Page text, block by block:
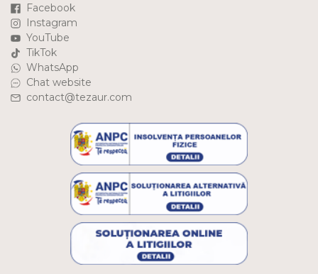
Facebook
Instagram
YouTube
TikTok
WhatsApp
Chat website
contact@tezaur.com